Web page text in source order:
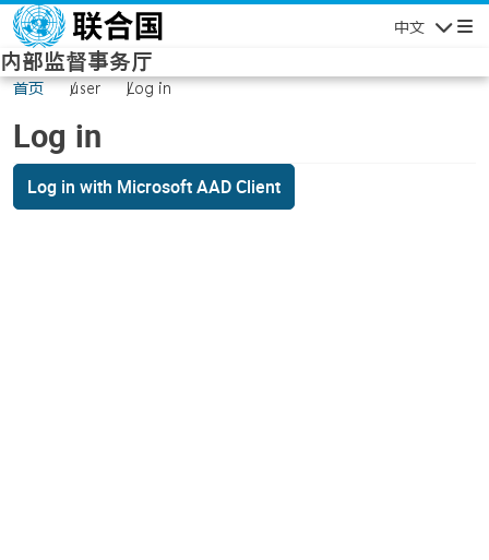
Skip to main content
中文
内部监督事务厅
首页 user Log in
Log in
Log in with Microsoft AAD Client